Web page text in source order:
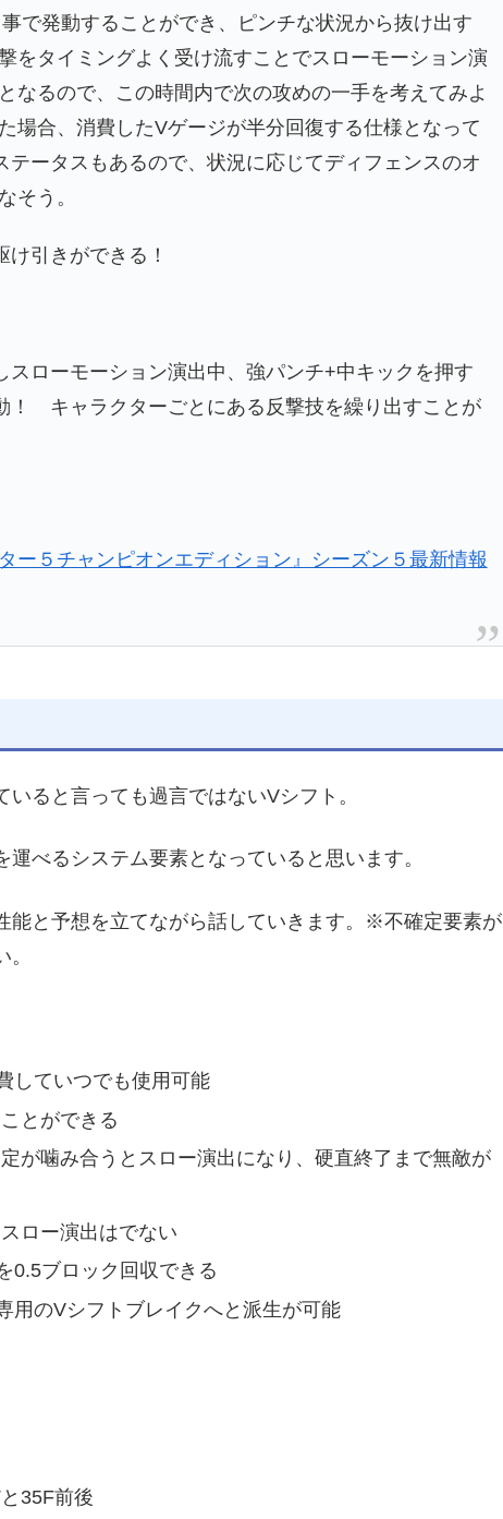
で発動することができ、ピンチな状況から抜け出す
をタイミングよく受け流すことでスローモーション演
なるので、この時間内で次の攻めの一手を考えてみよ
場合、消費したVゲージが半分回復する仕様となって
テータスもあるので、状況に応じてディフェンスのオ
そう。
引きができる！
スローモーション演出中、強パンチ+中キックを押す
！ キャラクターごとにある反撃技を繰り出すことが
ー５チャンピオンエディション』シーズン５最新情報
ると言っても過言ではないVシフト。
べるシステム要素となっていると思います。
能と予想を立てながら話していきます。※不確定要素が
していつでも使用可能
とができる
が噛み合うとスロー演出になり、硬直終了まで無敵が
ロー演出はでない
0.5ブロック回収できる
用のVシフトブレイクへと派生が可能
35F前後